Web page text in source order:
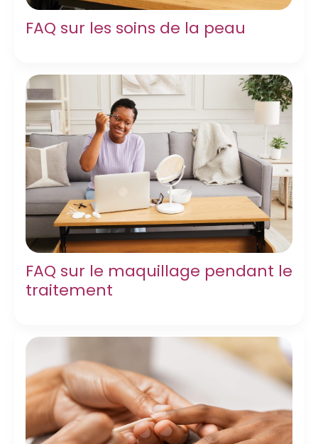
FAQ sur les soins de la peau
FAQ sur le maquillage pendant le
traitement